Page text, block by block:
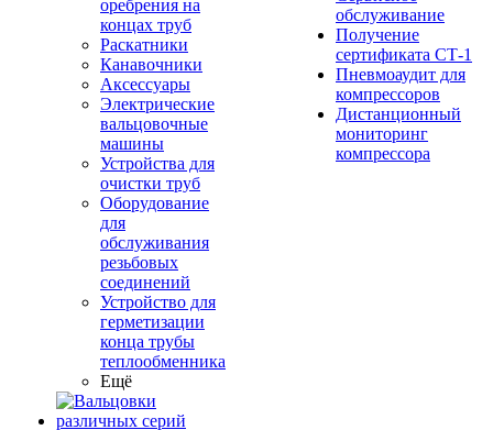
оребрения на
концах труб
Раскатники
Канавочники
Аксессуары
Электрические
вальцовочные
машины
Устройства для
очистки труб
Оборудование
для
обслуживания
резьбовых
соединений
Устройство для
герметизации
конца трубы
теплообменника
Ещё
обслуживание
Получение
сертификата СТ-1
Пневмоаудит для
компрессоров
Дистанционный
мониторинг
компрессора